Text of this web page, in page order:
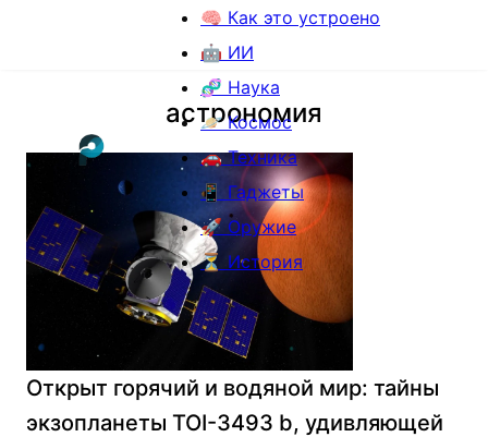
🧠 Как это устроено
🤖 ИИ
🧬 Наука
🪐 Космос
🚗 Техника
📱 Гаджеты
🚀 Оружие
⏳ История
астрономия
Открыт горячий и водяной мир: тайны
экзопланеты TOI-3493 b, удивляющей